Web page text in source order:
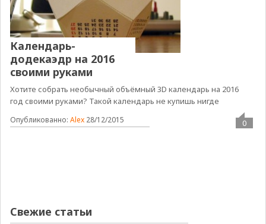
Календарь-
додекаэдр на 2016
своими руками
Хотите собрать необычный объёмный 3D календарь на 2016
год своими руками? Такой календарь не купишь нигде
Опубликованно: Alex 28/12/2015 0
Свежие статьи